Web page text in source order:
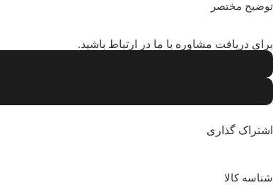
توضیح مختصر
برای دریافت مشاوره با ما در ارتباط باشید.
اشتراک گذاری
شناسه کالا